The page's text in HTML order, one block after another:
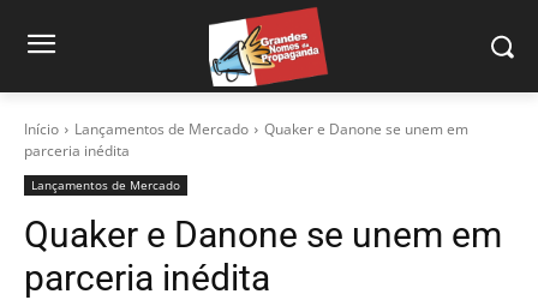
Início Lançamentos de Mercado
Quaker e Danone se unem em
parceria inédita
Lançamentos de Mercado
Quaker e Danone se unem em
parceria inédita